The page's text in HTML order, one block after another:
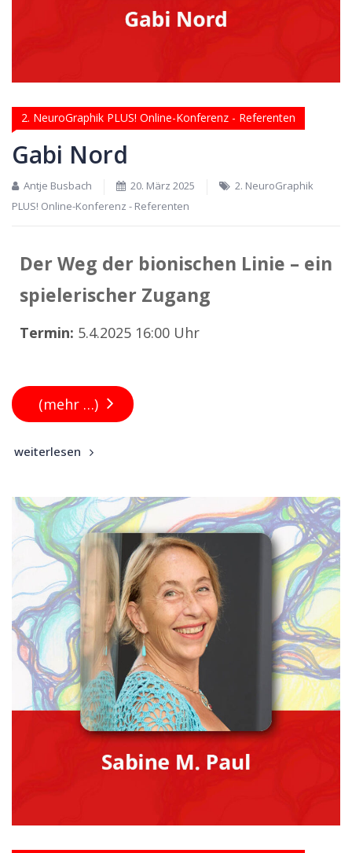
2. NeuroGraphik PLUS! Online-Konferenz - Referenten
Gabi Nord
Antje Busbach 20. März 2025
2. NeuroGraphik
PLUS! Online-Konferenz - Referenten
Der Weg der bionischen Linie – ein
spielerischer Zugang
Termin: 5.4.2025 16:00 Uhr
(mehr …)
weiterlesen